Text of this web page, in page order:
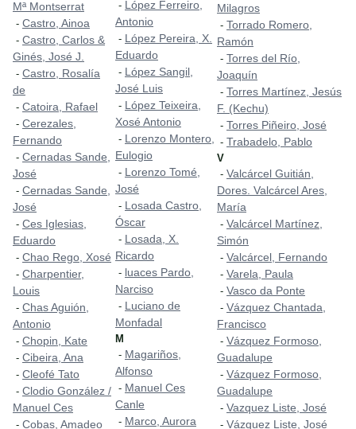
Mª Montserrat
- Castro, Ainoa
- Castro, Carlos &
Ginés, José J.
- Castro, Rosalía
de
- Catoira, Rafael
- Cerezales,
Fernando
- Cernadas Sande,
José
- Cernadas Sande,
José
- Ces Iglesias,
Eduardo
- Chao Rego, Xosé
- Charpentier,
Louis
- Chas Aguión,
Antonio
- Chopin, Kate
- Cibeira, Ana
- Cleofé Tato
- Clodio González /
Manuel Ces
- Cobas, Amadeo
- López Ferreiro,
Antonio
- López Pereira, X.
Eduardo
- López Sangil,
José Luis
- López Teixeira,
Xosé Antonio
- Lorenzo Montero,
Eulogio
- Lorenzo Tomé,
José
- Losada Castro,
Óscar
- Losada, X.
Ricardo
- luaces Pardo,
Narciso
- Luciano de
Monfadal
M
- Magariños,
Alfonso
- Manuel Ces
Canle
- Marco, Aurora
Milagros
- Torrado Romero,
Ramón
- Torres del Río,
Joaquín
- Torres Martínez, Jesús
F. (Kechu)
- Torres Piñeiro, José
- Trabadelo, Pablo
V
- Valcárcel Guitián,
Dores. Valcárcel Ares,
María
- Valcárcel Martínez,
Simón
- Valcárcel, Fernando
- Varela, Paula
- Vasco da Ponte
- Vázquez Chantada,
Francisco
- Vázquez Formoso,
Guadalupe
- Vázquez Formoso,
Guadalupe
- Vazquez Liste, José
- Vázquez Liste, José